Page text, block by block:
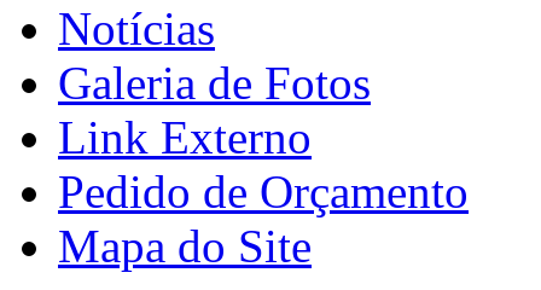
Notícias
Galeria de Fotos
Link Externo
Pedido de Orçamento
Mapa do Site